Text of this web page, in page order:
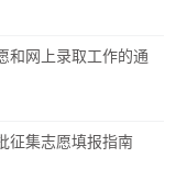
和网上录取工作的通
征集志愿填报指南